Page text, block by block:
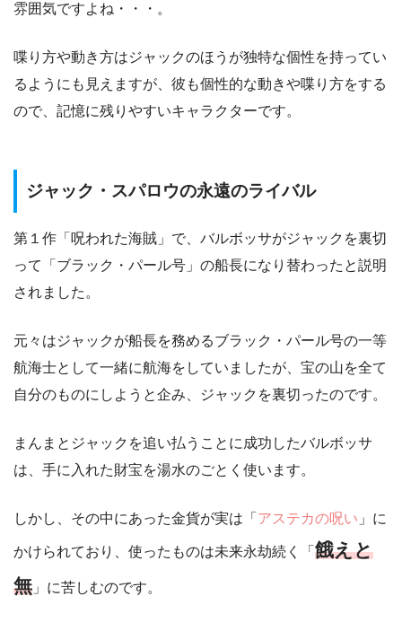
雰囲気ですよね・・・。
喋り方や動き方はジャックのほうが独特な個性を持ってい
るようにも見えますが、彼も個性的な動きや喋り方をする
ので、記憶に残りやすいキャラクターです。
ジャック・スパロウの永遠のライバル
第１作「呪われた海賊」で、バルボッサがジャックを裏切
って「ブラック・パール号」の船長になり替わったと説明
されました。
元々はジャックが船長を務めるブラック・パール号の一等
航海士として一緒に航海をしていましたが、宝の山を全て
自分のものにしようと企み、ジャックを裏切ったのです。
まんまとジャックを追い払うことに成功したバルボッサ
は、手に入れた財宝を湯水のごとく使います。
しかし、その中にあった金貨が実は「 アステカの呪い 」に
かけられており、使ったものは未来永劫続く「 餓えと
無 」に苦しむのです。